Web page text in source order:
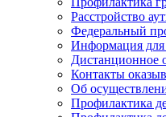
Расстройство
Федеральный
Информация
Дистанционное
Контакты
Об
Профилактика